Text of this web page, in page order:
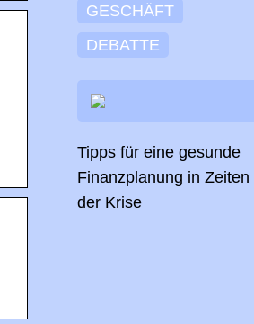
GESCHÄFT
DEBATTE
Tipps für eine gesunde
Finanzplanung in Zeiten
der Krise